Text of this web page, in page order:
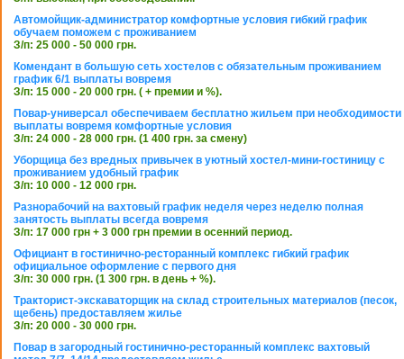
Автомойщик-администратор комфортные условия гибкий график
обучаем поможем с проживанием
З/п: 25 000 - 50 000 грн.
Комендант в большую сеть хостелов с обязательным проживанием
график 6/1 выплаты вовремя
З/п: 15 000 - 20 000 грн. ( + премии и %).
Повар-универсал обеспечиваем бесплатно жильем при необходимости
выплаты вовремя комфортные условия
З/п: 24 000 - 28 000 грн. (1 400 грн. за смену)
Уборщица без вредных привычек в уютный хостел-мини-гостиницу с
проживанием удобный график
З/п: 10 000 - 12 000 грн.
Разнорабочий на вахтовый график неделя через неделю полная
занятость выплаты всегда вовремя
З/п: 17 000 грн + 3 000 грн премии в осенний период.
Официант в гостинично-ресторанный комплекс гибкий график
официальное оформление с первого дня
З/п: 30 000 грн. (1 300 грн. в день + %).
Тракторист-экскаваторщик на склад строительных материалов (песок,
щебень) предоставляем жилье
З/п: 20 000 - 30 000 грн.
Повар в загородный гостинично-ресторанный комплекс вахтовый